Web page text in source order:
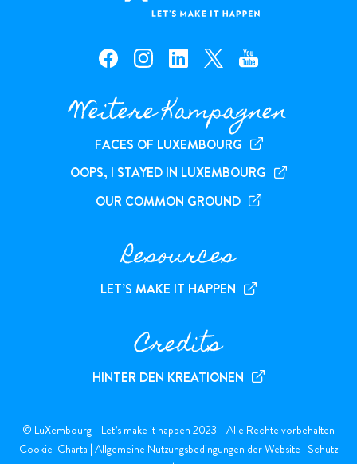
facebook — Luxembourg
instagram — Luxembourg
linkedin — Luxembourg
x — Luxembourgyoutube — Luxembourg
Weitere Kampagnen
FACES OF LUXEMBOURG
OOPS, I STAYED IN LUXEMBOURG
OUR COMMON GROUND
Resources
LET’S MAKE IT HAPPEN
Credits
HINTER DEN KREATIONEN
© LuXembourg - Let’s make it happen 2023 - Alle Rechte vorbehalten
Cookie-Charta | Allgemeine Nutzungsbedingungen der Website | Schutz